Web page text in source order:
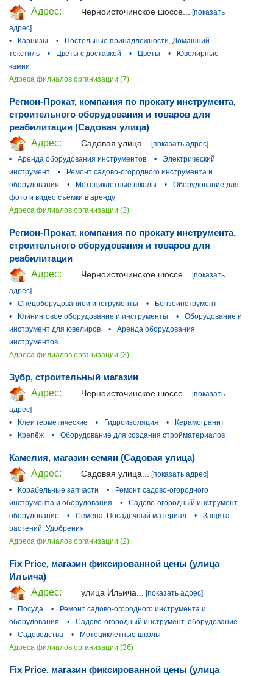
Адрес:
Черноисточинское шоссе...
[показать
адрес]
•
Карнизы •
Постельные принадлежности, Домашний
текстиль
• Цветы с доставкой • Цветы •
Ювелирные
камни
Адреса филиалов организации (7)
Регион-Прокат, компания по прокату инструмента,
строительного оборудования и товаров для
реабилитации (Садовая улица)
Адрес:
Садовая улица...
[показать адрес]
•
Аренда оборудования инструментов •
Электрический
инструмент
•
Ремонт садово-огородного инструмента и
оборудования
• Мотоциклетные школы •
Оборудование для
фото и видео съёмки в аренду
Адреса филиалов организации (3)
Регион-Прокат, компания по прокату инструмента,
строительного оборудования и товаров для
реабилитации
Адрес:
Черноисточинское шоссе... [показать
адрес]
•
Спецоборудованиеи инструменты •
Бензоинструмент
•
Клининговое оборудование и инструменты •
Оборудование и
инструмент для ювелиров
•
Аренда оборудования
инструментов
Адреса филиалов организации (3)
Зубр, строительный магазин
Адрес:
Черноисточинское шоссе... [показать
адрес]
•
Клеи герметические • Гидроизоляция •
Керамогранит
•
Крепёж • Оборудование для создания стройматериалов
Камелия, магазин семян (Садовая улица)
Адрес:
Садовая улица...
[показать адрес]
•
Корабельные запчасти •
Ремонт садово-огородного
инструмента и оборудования
•
Садово-огородный инструмент,
оборудование
• Семена, Посадочный материал •
Защита
растений, Удобрения
Адреса филиалов организации (2)
Fix Price, магазин фиксированной цены (улица
Ильича)
Адрес:
улица Ильича...
[показать адрес]
•
Посуда •
Ремонт садово-огородного инструмента и
оборудования
•
Садово-огородный инструмент, оборудование
•
Садоводства •
Мотоциклетные школы
Адреса филиалов организации (36)
Fix Price, магазин фиксированной цены (улица